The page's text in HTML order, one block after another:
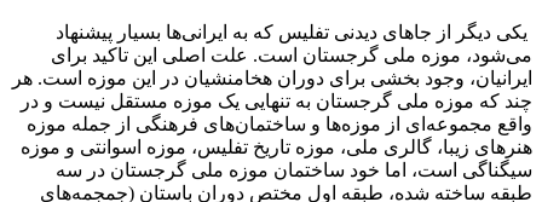
یکی دیگر از جاهای دیدنی تفلیس که به ایرانی‌ها بسیار پیشنهاد
می‌شود، موزه ملی گرجستان است. علت اصلی این تاکید برای
ایرانیان، وجود بخشی برای دوران هخامنشیان در این موزه است. هر
چند که موزه ملی گرجستان به تنهایی یک موزه مستقل نیست و در
واقع مجموعه‌ای از موزه‌ها و ساختمان‌های فرهنگی از جمله موزه
هنرهای زیبا، گالری ملی، موزه تاریخ تفلیس، موزه اسوانتی و موزه
سیگناگی است، اما خود ساختمان موزه ملی گرجستان در سه
طبقه ساخته شده، طبقه اول مختص دوران باستان (جمجمه‌های